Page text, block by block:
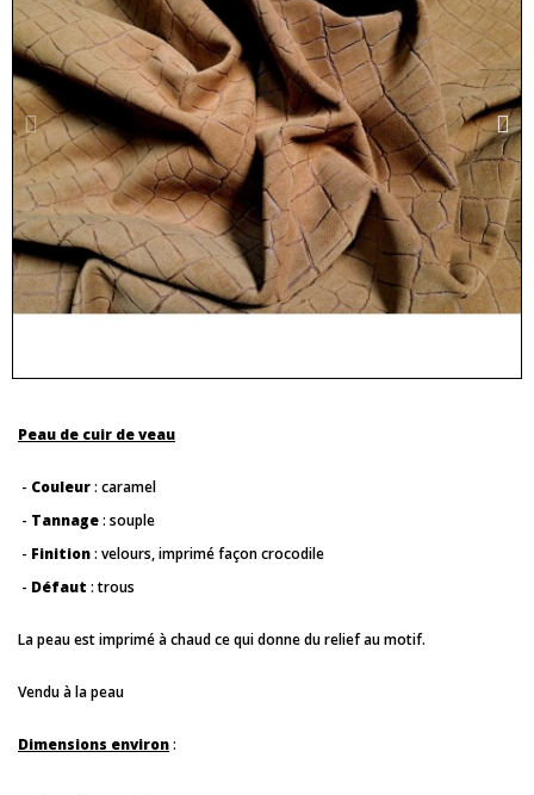
Peau de cuir de veau
- Couleur: caramel
- Tannage: souple
- Finition: velours, imprimé façon crocodile
- Défaut : trous
La peau est imprimé à chaud ce qui donne du relief au motif.
Vendu à la peau
Dimensions environ: